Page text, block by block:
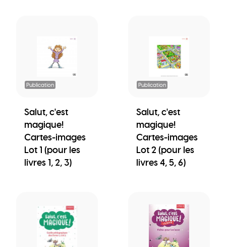
Publication
Salut, c'est
magique!
Cartes-images
Lot 1 (pour les
livres 1, 2, 3)
Publication
Salut, c'est
magique!
Cartes-images
Lot 2 (pour les
livres 4, 5, 6)